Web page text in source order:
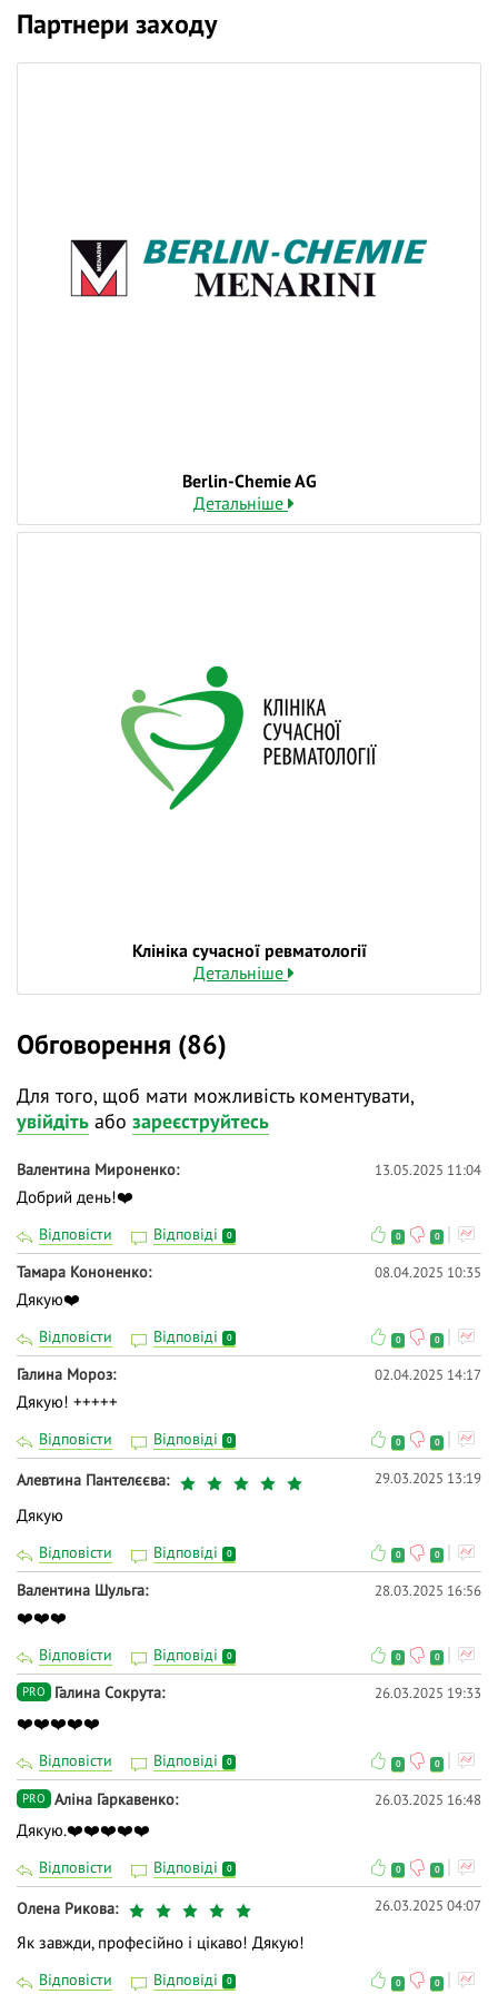
👍 Долучайтеся до діалогу, задавайте питання та
висловлюйте власну думку - зробіть навчання
дієвішим. Ми намагаємось відповідати і після
Партнери заходу
Berlin-Chemie AG
Детальніше
Клініка сучасної ревматології
Детальніше
Обговорення (86)
Для того, щоб мати можливість коментувати,
увійдіть або зареєструйтесь
Валентина Мироненко 13.05.2025 11:04
Добрий день!❤️
Відповісти Відповіді 0 0 0
Тамара Кононенко 08.04.2025 10:35
Дякую❤️
Відповісти Відповіді 0 0 0
Галина Мороз 02.04.2025 14:17
Дякую! +++++
Відповісти Відповіді 0 0 0
Алевтина Пантелєєва 29.03.2025 13:19
Дякую
Відповісти Відповіді 0 0 0
Валентина Шульга 28.03.2025 16:56
❤️❤️❤️
Відповісти Відповіді 0 0 0
PRO Галина Сокрута 26.03.2025 19:33
❤️❤️❤️❤️❤️
Відповісти Відповіді 0 0 0
PRO Аліна Гаркавенко 26.03.2025 16:48
Дякую.❤️❤️❤️❤️❤️
Відповісти Відповіді 0 0 0
Олена Рикова 26.03.2025 04:07
Як завжди, професійно і цікаво! Дякую!
Відповісти Відповіді 0 0 0